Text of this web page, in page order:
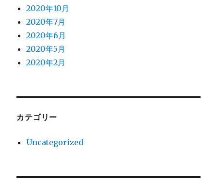
2020年10月
2020年7月
2020年6月
2020年5月
2020年2月
カテゴリー
Uncategorized